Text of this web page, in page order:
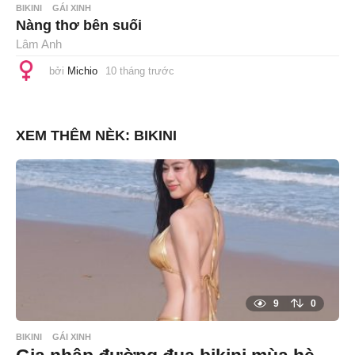
BIKINI GÁI XINH
Nàng thơ bên suối
Lâm Anh
bởi Michio 10 tháng trước
r
ư
ớ
c
XEM THÊM NÈK: BIKINI
9 0
BIKINI GÁI XINH